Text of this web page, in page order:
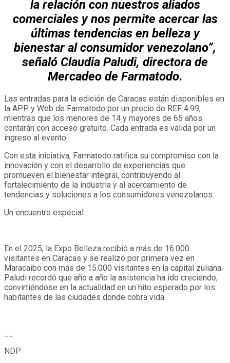
la relación con nuestros aliados
comerciales y nos permite acercar las
últimas tendencias en belleza y
bienestar al consumidor venezolano”,
señaló Claudia Paludi, directora de
Mercadeo de Farmatodo.
Las entradas para la edición de Caracas están disponibles en
la APP y Web de Farmatodo por un precio de REF 4.99,
mientras que los menores de 14 y mayores de 65 años
contarán con acceso gratuito. Cada entrada es válida por un
ingreso al evento.
Con esta iniciativa, Farmatodo ratifica su compromiso con la
innovación y con el desarrollo de experiencias que
promueven el bienestar integral, contribuyendo al
fortalecimiento de la industria y al acercamiento de
tendencias y soluciones a los consumidores venezolanos.
Un encuentro especial
En el 2025, la Expo Belleza recibió a más de 16.000
visitantes en Caracas y se realizó por primera vez en
Maracaibo con más de 15.000 visitantes en la capital zuliana.
Paludi recordó que año a año la asistencia ha ido creciendo,
convirtiéndose en la actualidad en un hito esperado por los
habitantes de las ciudades donde cobra vida.
NDP